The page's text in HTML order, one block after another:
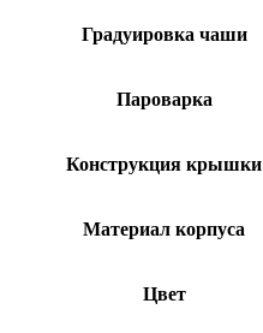
Градуировка чаши
Пароварка
Конструкция крышки
Материал корпуса
Цвет